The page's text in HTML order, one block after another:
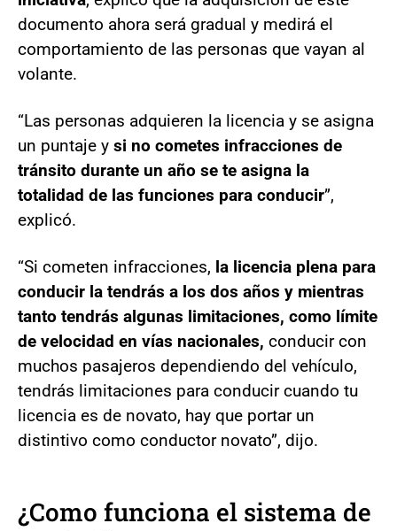
documento ahora será gradual y medirá el
comportamiento de las personas que vayan al
volante.
“Las personas adquieren la licencia y se asigna
un puntaje y si no cometes infracciones de
tránsito durante un año se te asigna la
totalidad de las funciones para conducir”,
explicó.
“Si cometen infracciones, la licencia plena para
conducir la tendrás a los dos años y mientras
tanto tendrás algunas limitaciones, como límite
de velocidad en vías nacionales, conducir con
muchos pasajeros dependiendo del vehículo,
tendrás limitaciones para conducir cuando tu
licencia es de novato, hay que portar un
distintivo como conductor novato”, dijo.
¿Como funciona el sistema de